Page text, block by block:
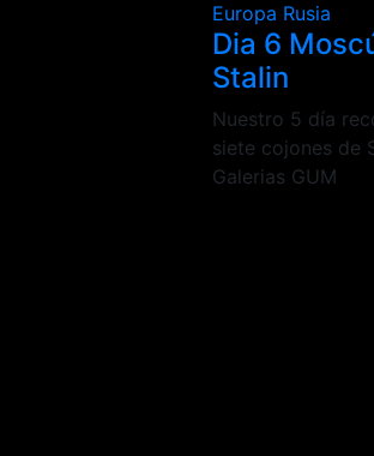
Europa Rusia
Dia 6
Stalin
Nuestro 5 día
siete cojones de
Galerias GUM